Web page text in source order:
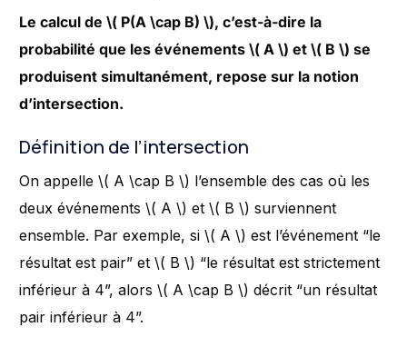
Le calcul de \( P(A \cap B) \), c’est-à-dire la
probabilité que les événements \( A \) et \( B \) se
produisent simultanément, repose sur la notion
d’intersection.
Définition de l’intersection
On appelle \( A \cap B \) l’ensemble des cas où les
deux événements \( A \) et \( B \) surviennent
ensemble. Par exemple, si \( A \) est l’événement “le
résultat est pair” et \( B \) “le résultat est strictement
inférieur à 4”, alors \( A \cap B \) décrit “un résultat
pair inférieur à 4”.